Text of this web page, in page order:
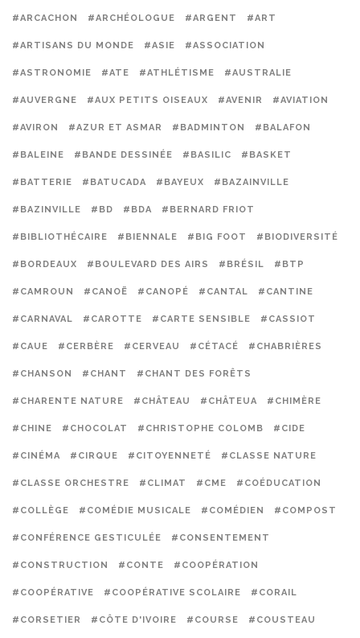
#ARCACHON #ARCHÉOLOGUE #ARGENT #ART
#ARTISANS DU MONDE #ASIE #ASSOCIATION
#ASTRONOMIE #ATE #ATHLÉTISME #AUSTRALIE
#AUVERGNE #AUX PETITS OISEAUX #AVENIR #AVIATION
#AVIRON #AZUR ET ASMAR #BADMINTON #BALAFON
#BALEINE #BANDE DESSINÉE #BASILIC #BASKET
#BATTERIE #BATUCADA #BAYEUX #BAZAINVILLE
#BAZINVILLE #BD #BDA #BERNARD FRIOT
#BIBLIOTHÉCAIRE #BIENNALE #BIG FOOT #BIODIVERSITÉ
#BORDEAUX #BOULEVARD DES AIRS #BRÉSIL #BTP
#CAMROUN #CANOË #CANOPÉ #CANTAL #CANTINE
#CARNAVAL #CAROTTE #CARTE SENSIBLE #CASSIOT
#CAUE #CERBÈRE #CERVEAU #CÉTACÉ #CHABRIÈRES
#CHANSON #CHANT #CHANT DES FORÊTS
#CHARENTE NATURE #CHÂTEAU #CHÂTEUA #CHIMÈRE
#CHINE #CHOCOLAT #CHRISTOPHE COLOMB #CIDE
#CINÉMA #CIRQUE #CITOYENNETÉ #CLASSE NATURE
#CLASSE ORCHESTRE #CLIMAT #CME #COÉDUCATION
#COLLÈGE #COMÉDIE MUSICALE #COMÉDIEN #COMPOST
#CONFÉRENCE GESTICULÉE #CONSENTEMENT
#CONSTRUCTION #CONTE #COOPÉRATION
#COOPÉRATIVE #COOPÉRATIVE SCOLAIRE #CORAIL
#CORSETIER #CÔTE D'IVOIRE #COURSE #COUSTEAU